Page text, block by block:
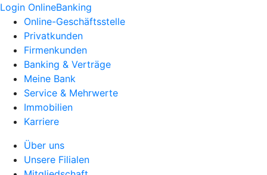
Login OnlineBanking
Online-Geschäftsstelle
Privatkunden
Firmenkunden
Banking & Verträge
Meine Bank
Service & Mehrwerte
Immobilien
Karriere
Über uns
Unsere Filialen